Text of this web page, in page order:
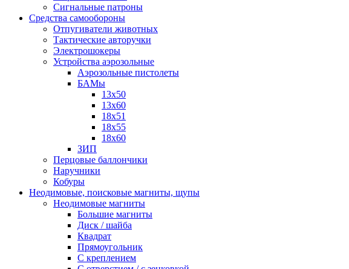
Сигнальные патроны
Средства самообороны
Отпугиватели животных
Тактические авторучки
Электрошокеры
Устройства аэрозольные
Аэрозольные пистолеты
БАМы
13х50
13х60
18х51
18х55
18х60
ЗИП
Перцовые баллончики
Наручники
Кобуры
Неодимовые, поисковые магниты, щупы
Неодимовые магниты
Большие магниты
Диск / шайба
Квадрат
Прямоугольник
С креплением